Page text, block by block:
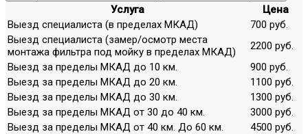
Услуга
Цена
Выезд специалиста (в пределах МКАД)
700 руб.
Выезд специалиста (замер/осмотр места
монтажа фильтра под мойку в пределах МКАД)
2200 руб.
Выезд за пределы МКАД до 10 км.
900 руб.
Выезд за пределы МКАД до 20 км.
1100 руб.
Выезд за пределы МКАД до 30 км.
1300 руб.
Выезд за пределы МКАД от 30 до 40 км.
3000 руб.
Выезд за пределы МКАД от 40 км. До 60 км.
4500 руб.